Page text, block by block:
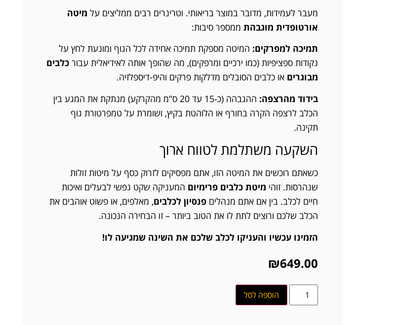
מעבר לעמידות, מדובר במוצר בריאותי. וטרינרים רבים ממליצים על מיטה
אורטופדית מוגבהת ממספר סיבות:
תמיכה למפרקים: המיטה מספקת תמיכה אחידה לכל הגוף ומונעת לחץ על
נקודות ספציפיות (כמו ירכיים ומרפקים), מה שהופך אותה לאידיאלית עבור כלבים
מבוגרים או כלבים הסובלים מדלקות פרקים והיפ-דיספלזיה.
בידוד מהרצפה:
ההגבהה (כ-15 עד 20 ס"מ מהקרקע) מנתקת את המגע בין
הכלב לרצפה הקרה בחורף או הלוהטת בקיץ, ושומרת על טמפרטורת גוף
תקינה.
השקעה משתלמת לטווח ארוך
כשאתם רוכשים את המיטה הזו, אתם מפסיקים לזרוק כסף על מיטות זולות
שנהרסות. זוהי מיטת כלבים פרימיום המעניקה שקט נפשי לבעלים ואיכות
חיים לכלב. בין אם אתם מנהלים פנסיון לכלבים, מאלפים, או פשוט אוהבים את
הכלב שלכם ורוצים לתת לו את הטוב ביותר – זו הבחירה הנכונה.
הזמינו עכשיו והעניקו לכלב שלכם את השינה שמגיעה לו!
₪649.00
הוספה לסל